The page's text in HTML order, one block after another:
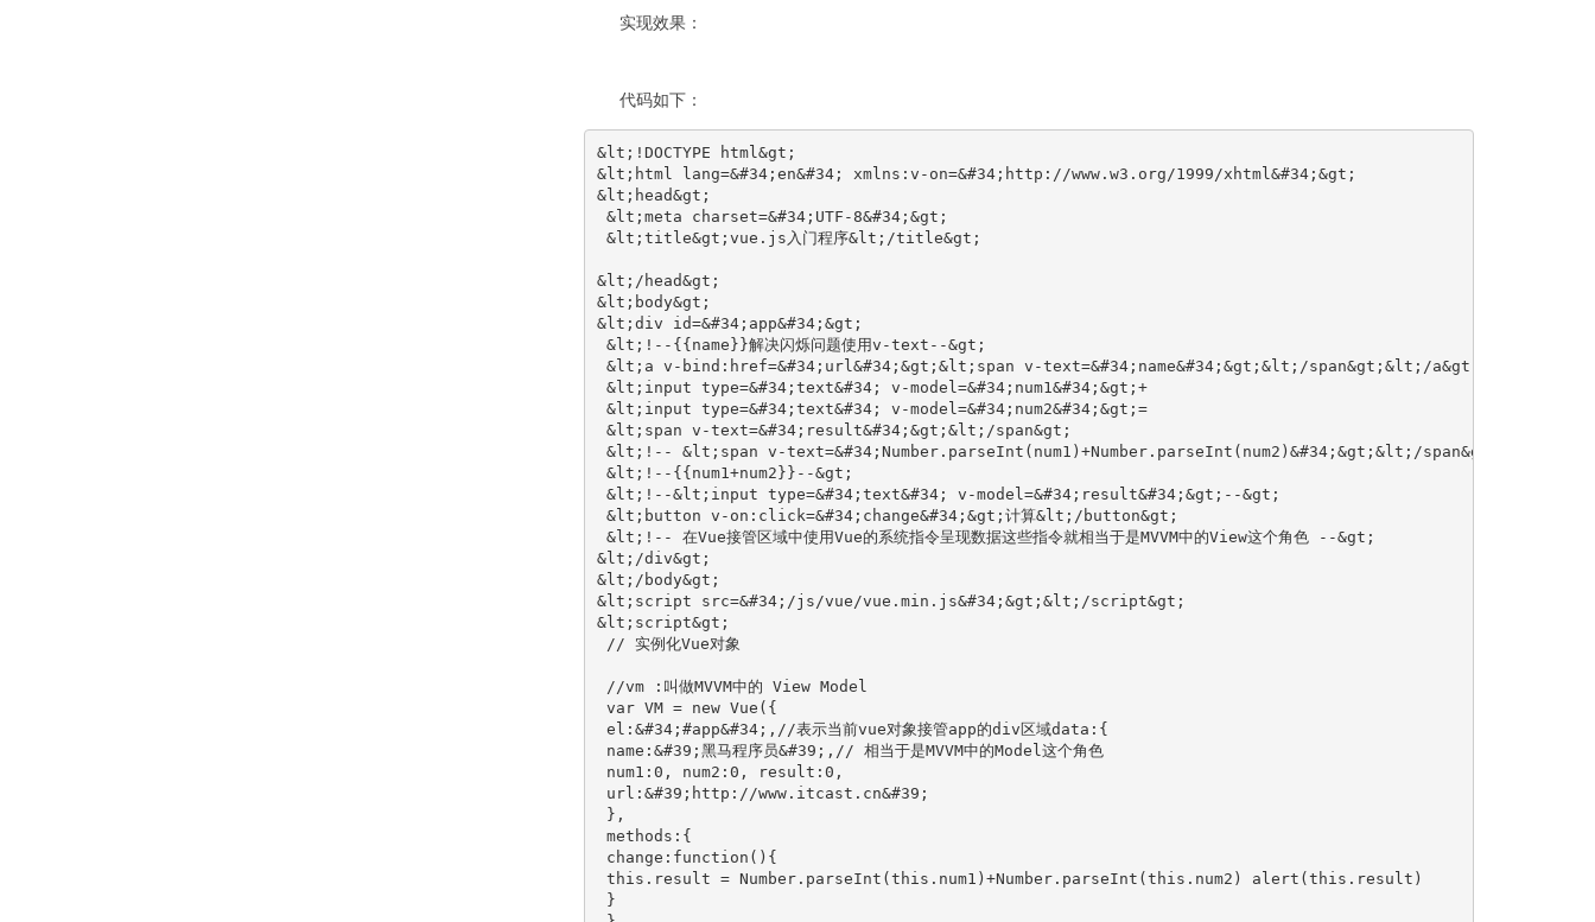
实现效果：
代码如下：
&lt;!DOCTYPE html&gt;
&lt;html lang=&#34;en&#34; xmlns:v‐on=&#34;http://www.w3.org/1999/xhtml&#34;&gt;
&lt;head&gt;
&lt;meta charset=&#34;UTF‐8&#34;&gt;
&lt;title&gt;vue.js入门程序&lt;/title&gt;
&lt;/head&gt;
&lt;body&gt;
&lt;div id=&#34;app&#34;&gt;
&lt;!‐‐{{name}}解决闪烁问题使用v‐text‐‐&gt;
&lt;a v‐bind:href=&#34;url&#34;&gt;&lt;span v‐text=&#34;name&#34;&gt;&lt;/span&gt;&lt;/a&gt;
&lt;input type=&#34;text&#34; v‐model=&#34;num1&#34;&gt;+
&lt;input type=&#34;text&#34; v‐model=&#34;num2&#34;&gt;=
&lt;span v‐text=&#34;result&#34;&gt;&lt;/span&gt;
&lt;!‐‐ &lt;span v‐text=&#34;Number.parseInt(num1)+Number.parseInt(num2)&#34;&gt;&lt;/span&gt;‐‐&gt;
&lt;!‐‐{{num1+num2}}‐‐&gt;
&lt;!‐‐&lt;input type=&#34;text&#34; v‐model=&#34;result&#34;&gt;‐‐&gt;
&lt;button v‐on:click=&#34;change&#34;&gt;计算&lt;/button&gt;
&lt;!‐‐ 在Vue接管区域中使用Vue的系统指令呈现数据这些指令就相当于是MVVM中的View这个角色 ‐‐&gt;
&lt;/div&gt;
&lt;/body&gt;
&lt;script src=&#34;/js/vue/vue.min.js&#34;&gt;&lt;/script&gt;
&lt;script&gt;
// 实例化Vue对象
//vm :叫做MVVM中的 View Model
var VM = new Vue({
el:&#34;#app&#34;,//表示当前vue对象接管app的div区域data:{
name:&#39;黑马程序员&#39;,// 相当于是MVVM中的Model这个角色
num1:0, num2:0, result:0,
url:&#39;http://www.itcast.cn&#39;
},
methods:{
change:function(){
this.result = Number.parseInt(this.num1)+Number.parseInt(this.num2) alert(this.result)
}